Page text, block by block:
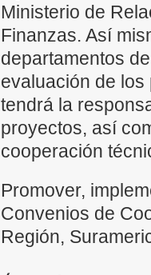
Ministerio de
Finanzas. Así
departamentos
evaluación de
tendrá la
proyectos, así
cooperación
Promover,
Convenios de
Región,